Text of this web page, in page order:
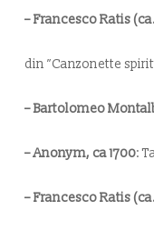
– Francesco Ratis
din ”Canzonette
– Bartolomeo
– Anonym, ca 1700:
– Francesco Ratis